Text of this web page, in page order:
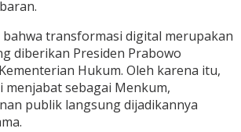
bahwa transformasi digital merupakan
diberikan Presiden Prabowo
Hukum. Oleh karena itu,
menjabat sebagai Menkum,
publik langsung dijadikannya